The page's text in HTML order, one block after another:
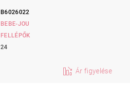
B6026022
BEBE-JOU
FELLÉPŐK
24
Ár figyelése